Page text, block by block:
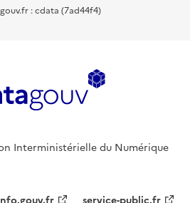
: cdata (7ad44f4)
Interministérielle du Numérique